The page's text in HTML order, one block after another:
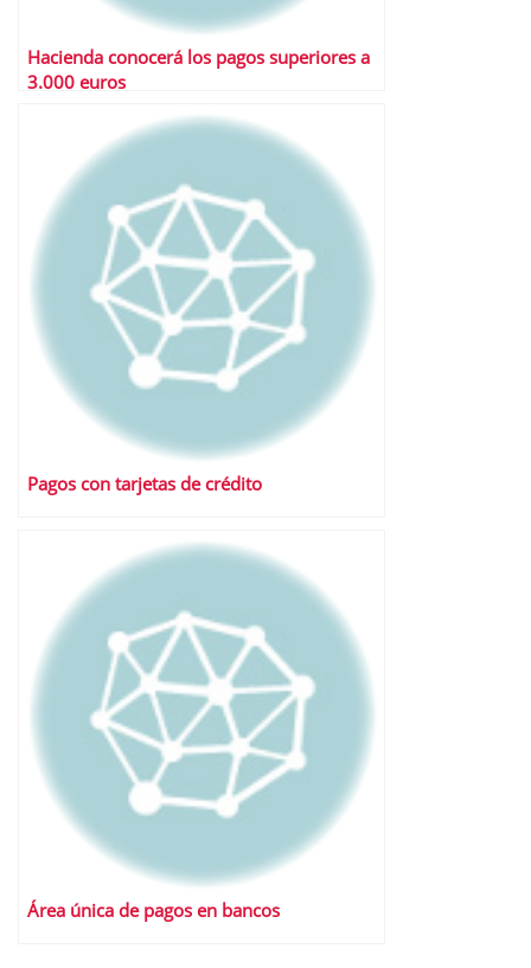
Hacienda conocerá los pagos superiores a
3.000 euros
Pagos con tarjetas de crédito
Área única de pagos en bancos